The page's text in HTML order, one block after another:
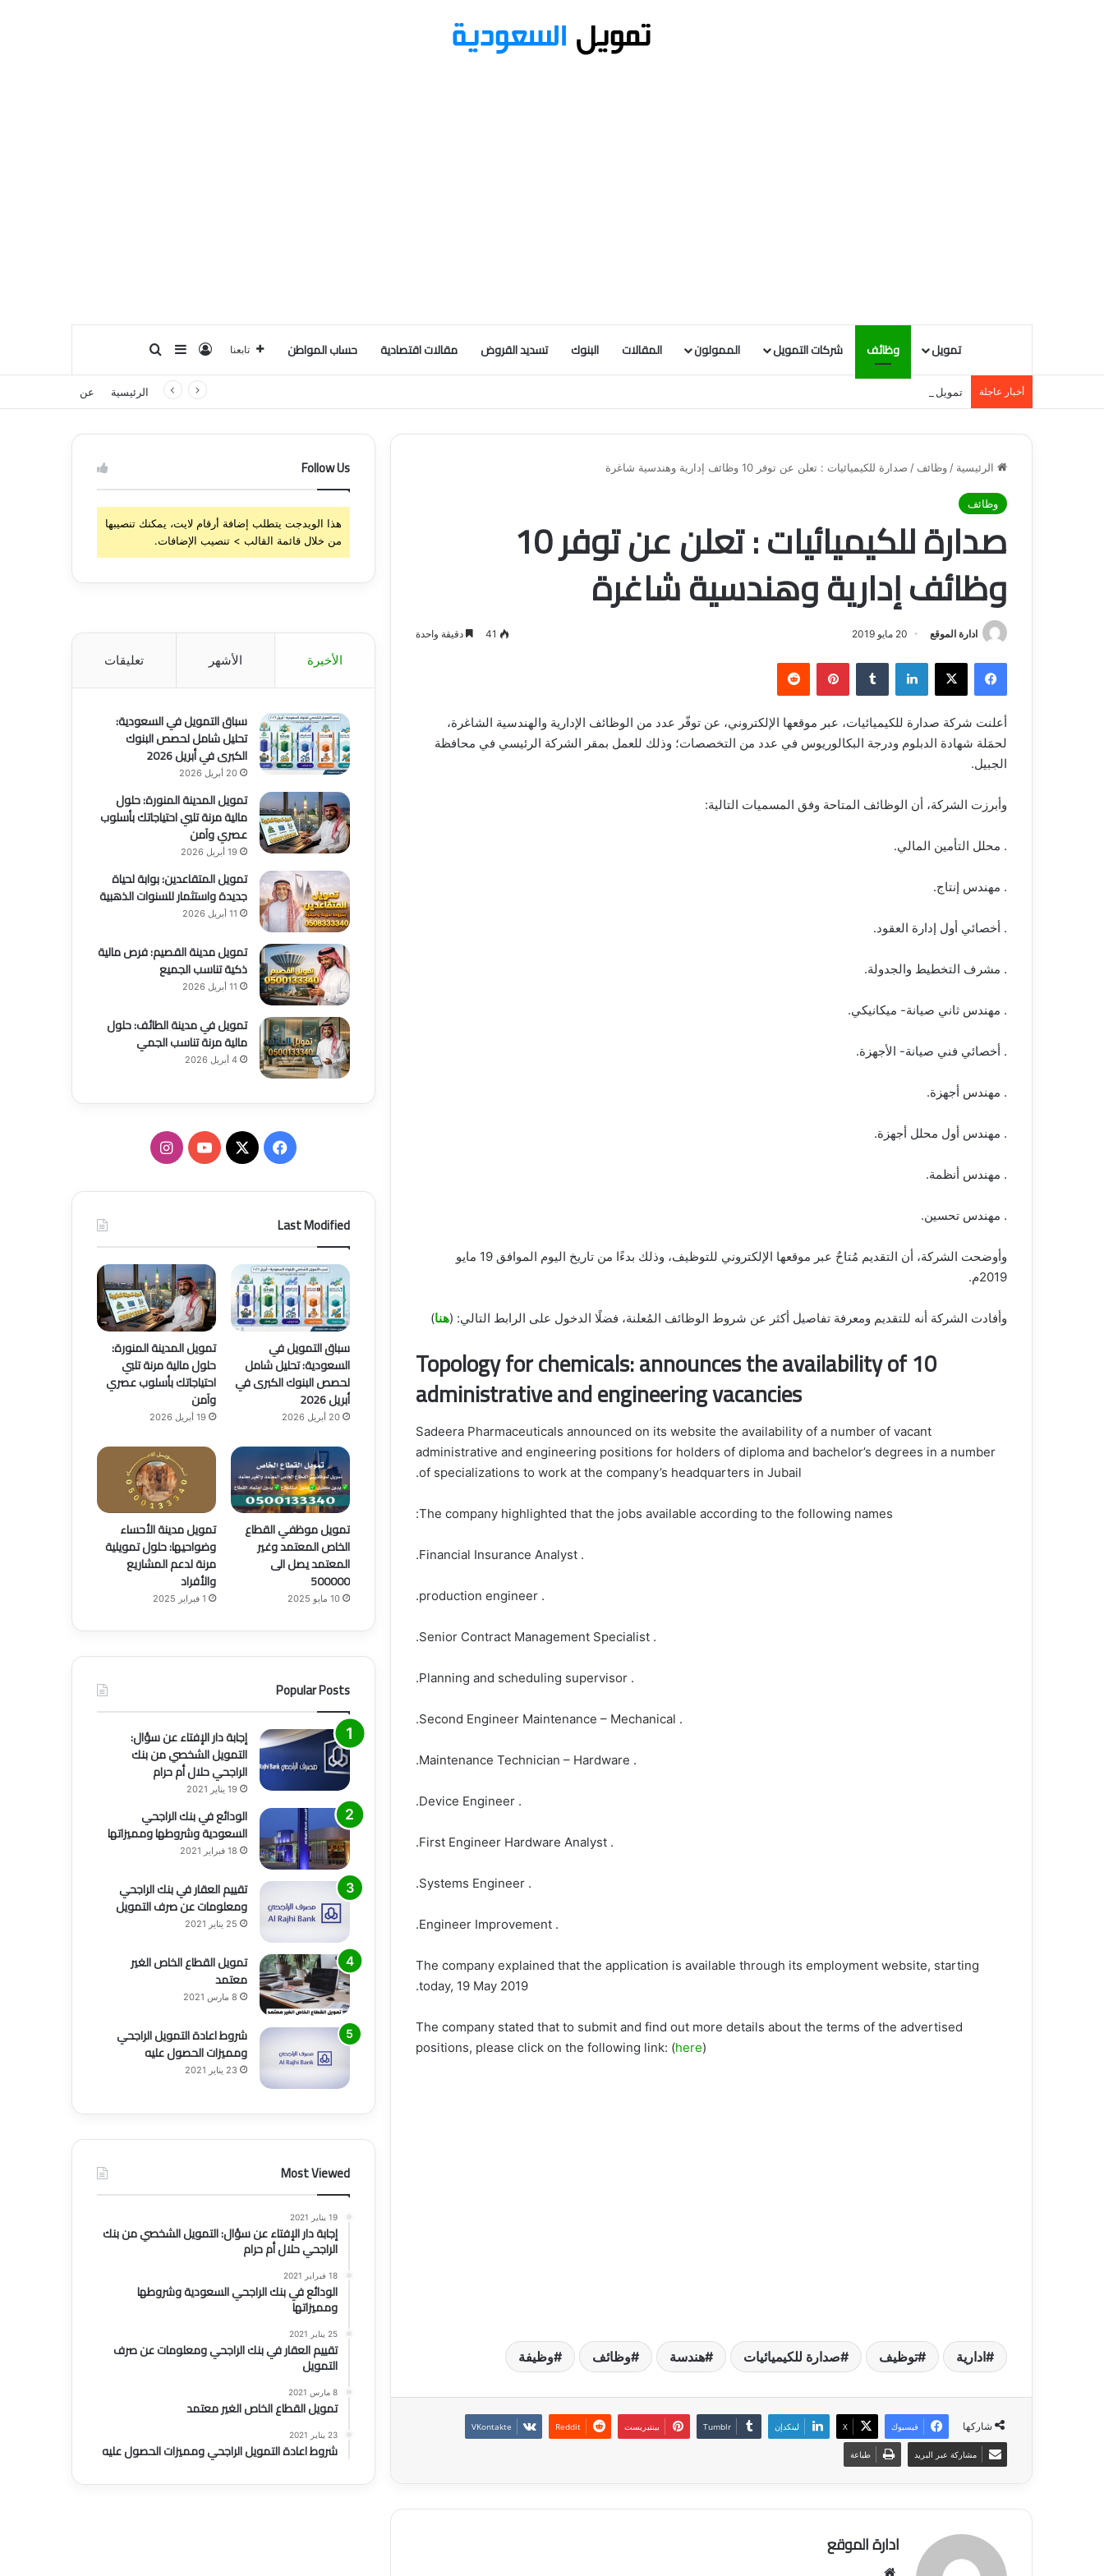
تمويل وظائف شركات التمويل الممولون المقالات البنوك تسديد القروض مقالات اقتصادية حساب المواطن تابعنا تسجيل الدخول
إضافة عمود جانبي
أخبار عاجلة تمويل المدينة المنورة: حلول مالية مرنة تلبي احتياجاتك بأسلوب عصري وآمن الرئيسية عن
الرئيسية / وظائف / صدارة للكيميائيات : تعلن عن توفر 10 وظائف إدارية وهندسية شاغرة
وظائف
صدارة للكيميائيات : تعلن عن توفر 10
وظائف إدارية وهندسية شاغرة
ادارة الموقع 20 مايو 2019 41 دقيقة واحدة
فيسبوك لينكدإن بينتيريست
أعلنت شركة صدارة للكيميائيات، عبر موقعها الإلكتروني، عن توفّر عدد من الوظائف الإدارية والهندسية الشاغرة،
لحمَلة شهادة الدبلوم ودرجة البكالوريوس في عدد من التخصصات؛ وذلك للعمل بمقر الشركة الرئيسي في محافظة
الجبيل.
وأبرزت الشركة، أن الوظائف المتاحة وفق المسميات التالية:
. محلل التأمين المالي.
. مهندس إنتاج.
. أخصائي أول إدارة العقود.
. مشرف التخطيط والجدولة.
. مهندس ثاني صيانة- ميكانيكي.
. أخصائي فني صيانة- الأجهزة.
. مهندس أجهزة.
. مهندس أول محلل أجهزة.
. مهندس أنظمة.
. مهندس تحسين.
وأوضحت الشركة، أن التقديم مُتاحٌ عبر موقعها الإلكتروني للتوظيف، وذلك بدءًا من تاريخ اليوم الموافق 19 مايو
2019م.
وأفادت الشركة أنه للتقديم ومعرفة تفاصيل أكثر عن شروط الوظائف المُعلنة، فضلًا الدخول على الرابط التالي: (هنا)
Topology for chemicals: announces the availability of 10
administrative and engineering vacancies
Sadeera Pharmaceuticals announced on its website the availability of a number of vacant
administrative and engineering positions for holders of diploma and bachelor’s degrees in a number
of specializations to work at the company’s headquarters in Jubail.
The company highlighted that the jobs available according to the following names:
. Financial Insurance Analyst.
. production engineer.
. Senior Contract Management Specialist.
. Planning and scheduling supervisor.
. Second Engineer Maintenance – Mechanical.
. Maintenance Technician – Hardware.
. Device Engineer.
. First Engineer Hardware Analyst.
. Systems Engineer.
. Engineer Improvement.
The company explained that the application is available through its employment website, starting
today, 19 May 2019.
The company stated that to submit and find out more details about the terms of the advertised
positions, please click on the following link: (here)
ادارية توظيف صدارة للكيميائيات هندسة وظائف وظيفة
شاركها فيسبوك ‫X لينكدإن بينتيريست
مشاركة عبر البريد طباعة
ادارة الموقع
Follow Us
هذا الويدجت يتطلب إضافة أرقام لايت، يمكنك تنصيبها
من خلال قائمة القالب > تنصيب الإضافات.
الأخيرة الأشهر تعليقات
سباق التمويل في السعودية:
تحليل شامل لحصص البنوك
الكبرى في أبريل 2026
20 أبريل 2026
تمويل المدينة المنورة: حلول
مالية مرنة تلبي احتياجاتك بأسلوب
عصري وآمن
19 أبريل 2026
تمويل المتقاعدين: بوابة لحياة
جديدة واستثمار للسنوات الذهبية
11 أبريل 2026
تمويل مدينة القصيم: فرص مالية
ذكية تناسب الجميع
11 أبريل 2026
تمويل في مدينة الطائف: حلول
مالية مرنة تناسب الجمي
4 أبريل 2026
ف
ب
و
ك
u
T
u
b
e
ا
ت
ق
ر
ا
م
Last Modified
سباق التمويل في
السعودية: تحليل شامل
لحصص البنوك الكبرى في
أبريل 2026
20 أبريل 2026
تمويل المدينة المنورة:
حلول مالية مرنة تلبي
احتياجاتك بأسلوب عصري
وآمن
19 أبريل 2026
تمويل موظفي القطاع
الخاص المعتمد وغير
المعتمد يصل الى
500000
10 مايو 2025
تمويل مدينة الأحساء
وضواحيها: حلول تمويلية
مرنة لدعم المشاريع
والأفراد
1 فبراير 2025
Popular Posts
إجابة دار الإفتاء عن سؤال:
التمويل الشخصي من بنك
الراجحي حلال أم حرام
19 يناير 2021
الودائع في بنك الراجحي
السعودية وشروطها ومميزاتها
18 فبراير 2021
تقييم العقار في بنك الراجحي
ومعلومات عن صرف التمويل
25 يناير 2021
تمويل القطاع الخاص الغير
معتمد
8 مارس 2021
شروط اعادة التمويل الراجحي
ومميزات الحصول عليه
23 يناير 2021
Most Viewed
19 يناير 2021
إجابة دار الإفتاء عن سؤال: التمويل الشخصي من بنك
الراجحي حلال أم حرام
18 فبراير 2021
الودائع في بنك الراجحي السعودية وشروطها
ومميزاتها
25 يناير 2021
تقييم العقار في بنك الراجحي ومعلومات عن صرف
التمويل
8 مارس 2021
تمويل القطاع الخاص الغير معتمد
23 يناير 2021
شروط اعادة التمويل الراجحي ومميزات الحصول عليه